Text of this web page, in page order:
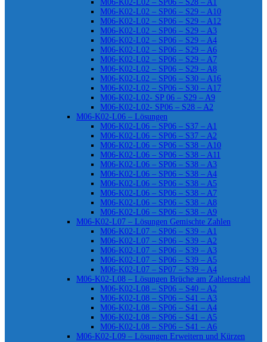
M06-K02-L02 – SP06 – S28 – A1
M06-K02-L02 – SP06 – S29 – A10
M06-K02-L02 – SP06 – S29 – A12
M06-K02-L02 – SP06 – S29 – A3
M06-K02-L02 – SP06 – S29 – A4
M06-K02-L02 – SP06 – S29 – A6
M06-K02-L02 – SP06 – S29 – A7
M06-K02-L02 – SP06 – S29 – A8
M06-K02-L02 – SP06 – S30 – A16
M06-K02-L02 – SP06 – S30 – A17
M06-K02-L02- SP 06 – S29 – A9
M06-K02-L02- SP06 – S28 – A2
M06-K02-L06 – Lösungen
M06-K02-L06 – SP06 – S37 – A1
M06-K02-L06 – SP06 – S37 – A2
M06-K02-L06 – SP06 – S38 – A10
M06-K02-L06 – SP06 – S38 – A11
M06-K02-L06 – SP06 – S38 – A3
M06-K02-L06 – SP06 – S38 – A4
M06-K02-L06 – SP06 – S38 – A5
M06-K02-L06 – SP06 – S38 – A7
M06-K02-L06 – SP06 – S38 – A8
M06-K02-L06 – SP06 – S38 – A9
M06-K02-L07 – Lösungen Gemischte Zahlen
M06-K02-L07 – SP06 – S39 – A1
M06-K02-L07 – SP06 – S39 – A2
M06-K02-L07 – SP06 – S39 – A3
M06-K02-L07 – SP06 – S39 – A5
M06-K02-L07 – SP07 – S39 – A4
M06-K02-L08 – Lösungen Brüche am Zahlenstrahl
M06-K02-L08 – SP06 – S40 – A2
M06-K02-L08 – SP06 – S41 – A3
M06-K02-L08 – SP06 – S41 – A4
M06-K02-L08 – SP06 – S41 – A5
M06-K02-L08 – SP06 – S41 – A6
M06-K02-L09 – Lösungen Erweitern und Kürzen